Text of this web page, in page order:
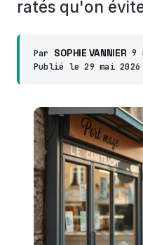
ratés qu'on
Par SOPHIE VANNIER ·9
Publié le29 mai 2026